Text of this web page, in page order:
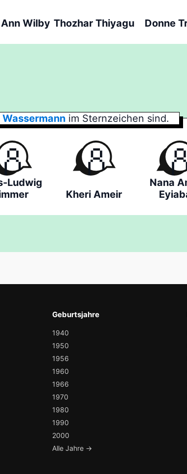
Wilby Thozhar Thiyagu Donne
Wassermann im Sternzeichen sind.
Ludwig
Kheri Ameir
Nana
Geburtsjahre
1940
1950
1956
1960
1966
1970
1980
1990
2000
Alle Jahre →